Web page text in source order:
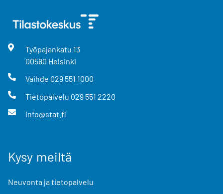
Työpajankatu 13
00580 Helsinki
Vaihde 029 551 1000
Tietopalvelu 029 551 2220
info@stat.fi
Kysy meiltä
Neuvonta ja tietopalvelu